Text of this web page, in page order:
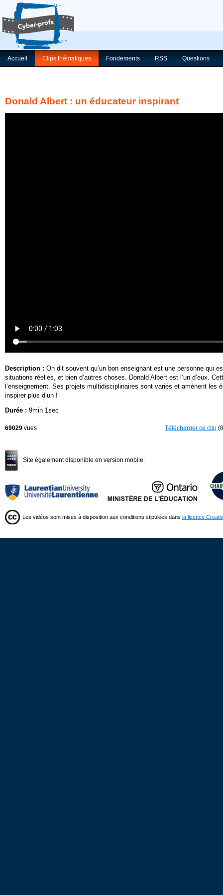
Accueil Clips thématiques Fondements RSS Questions
Donald Albert : un éducateur inspirant
Description : On dit souvent qu’un bon enseignant est une personne qui
situations réelles, et bien d’autres choses. Donald Albert est l’un d’eux.
l’enseignement. Ses projets multidisciplinaires sont variés et amènent
inspirer plus d’un !
Durée : 9min 1sec
69029 vues Télécharger ce clip
Site également disponible en version mobile.
Les vidéos sont mises à disposition aux conditions stipulées dans la licence